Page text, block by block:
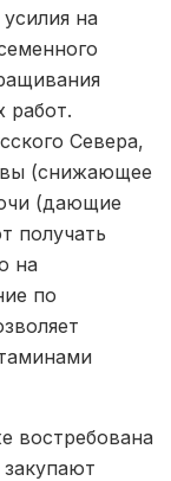
на
работ.
Севера,
(снижающее
(дающие
получать
на
по
востребована